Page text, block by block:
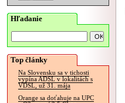
Hľadanie
Top články
Na Slovensku sa v tichosti
vypína ADSL v lokalitách s
VDSL, už 31. mája
Orange sa doťahuje na UPC